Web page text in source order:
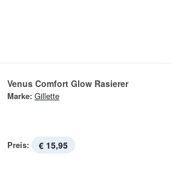
Venus Comfort Glow Rasierer
Marke: Gillette
Preis: € 15,95